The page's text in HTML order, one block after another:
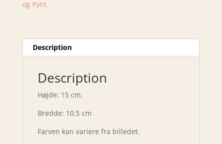
og Pynt
Description
Description
Højde: 15 cm.
Bredde: 10,5 cm
Farven kan variere fra billedet.